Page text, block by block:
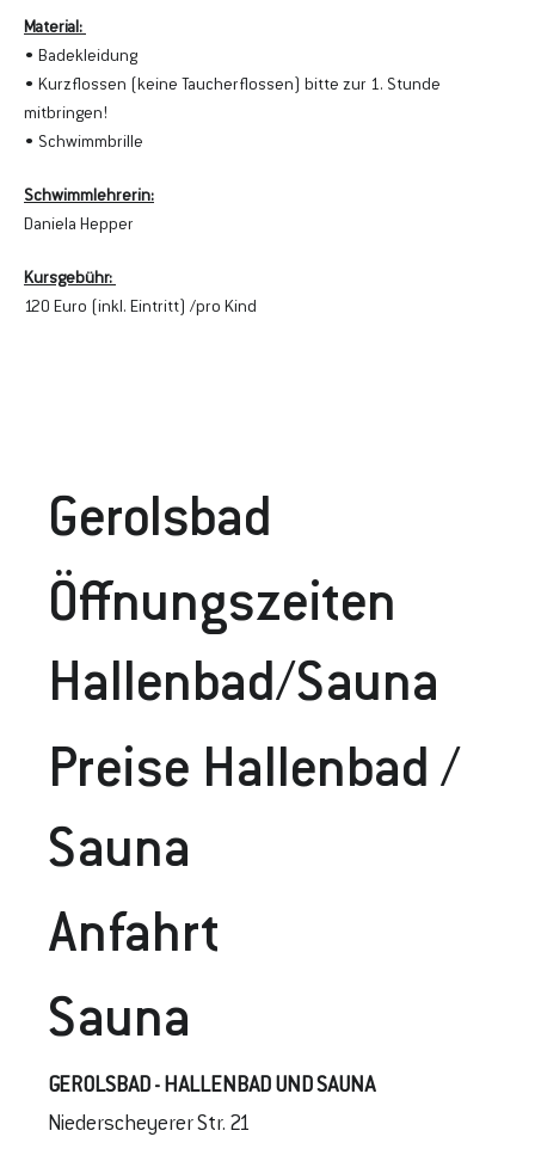
Material:
• Badekleidung
• Kurzflossen (keine Taucherflossen) bitte zur 1. Stunde
mitbringen!
• Schwimmbrille
Schwimmlehrerin:
Daniela Hepper
Kursgebühr:
120 Euro (inkl. Eintritt) /pro Kind
Gerolsbad
Öffnungszeiten
Hallenbad/Sauna
Preise Hallenbad /
Sauna
Anfahrt
Sauna
GEROLSBAD - HALLENBAD UND SAUNA
Niederscheyerer Str. 21